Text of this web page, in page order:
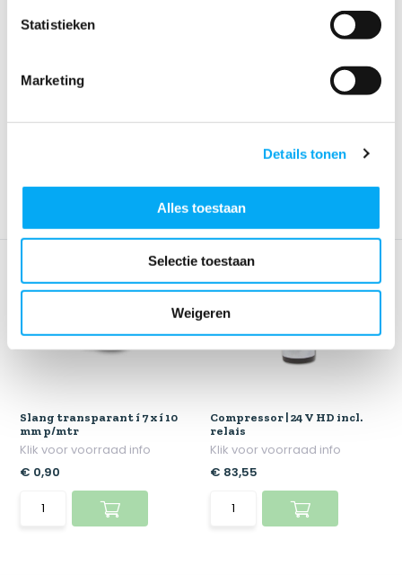
Statistieken
Marketing
Details tonen
Alles toestaan
Selectie toestaan
Weigeren
Inbouw 12 volt scheepshoorn
in zwart of wit
Luchthoorn electrisch
Slang transparant í 7 x í 10
mm p/mtr
Klik voor voorraad info
€ 0,90
Compressor | 24 V HD incl.
relais
Klik voor voorraad info
€ 83,55